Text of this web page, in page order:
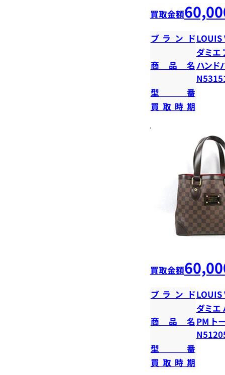
買取金額
ブランドLOUIS
商品名
ダミエ
ハンド
型番
買取時期
買取金額
ブランドLOUIS
商品名
ダミエ
PM ト
型番
買取時期